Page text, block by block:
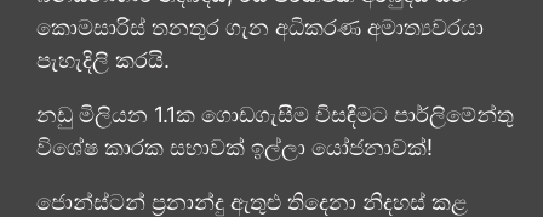
කොමසාරිස් තනතුර ගැන අධිකරණ අමාත්‍යවරයා
පැහැදිලි කරයි.
නඩු මිලියන 1.1ක ගොඩගැසීම විසඳීමට පාර්ලිමේන්තු
විශේෂ කාරක සභාවක් ඉල්ලා යෝජනාවක්!
ජොන්ස්ටන් ප්‍රනාන්දු ඇතුළු තිදෙනා නිදහස් කළ